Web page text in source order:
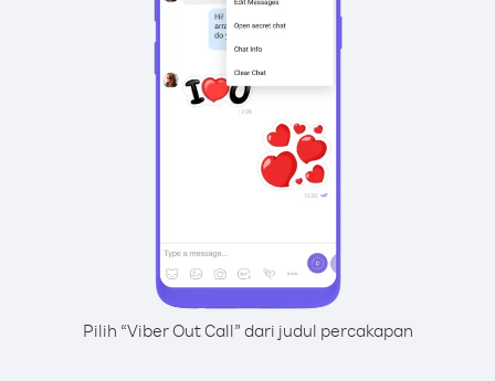
Pilih “Viber Out Call” dari judul percakapan